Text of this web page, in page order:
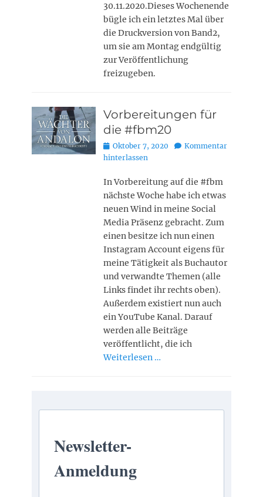
30.11.2020.Dieses Wochenende
bügle ich ein letztes Mal über
die Druckversion von Band2,
um sie am Montag endgültig
zur Veröffentlichung
freizugeben.
Vorbereitungen für
die #fbm20
Posted
on
Oktober 7, 2020
Kommentar
hinterlassen
In Vorbereitung auf die #fbm
nächste Woche habe ich etwas
neuen Wind in meine Social
Media Präsenz gebracht. Zum
einen besitze ich nun einen
Instagram Account eigens für
meine Tätigkeit als Buchautor
und verwandte Themen (alle
Links findet ihr rechts oben).
Außerdem existiert nun auch
ein YouTube Kanal. Darauf
werden alle Beiträge
veröffentlicht, die ich
Weiterlesen …
Newsletter-
Anmeldung